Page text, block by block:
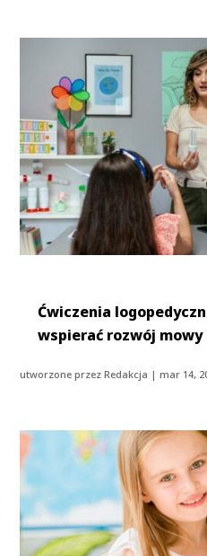
Ćwiczenia
wspierać rozwój mowy
utworzone przezRedakcja |mar 14,